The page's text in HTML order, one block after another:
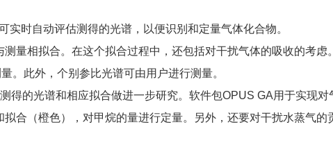
时自动评估测得的光谱，以便识别和定量气体化合物。
相拟合。在这个拟合过程中，还包括对干扰气体的吸收的考虑
。此外，个别参比光谱可由用户进行测量。
的光谱和相应拟合做进一步研究。软件包OPUS GA用于实现对
合（橙色），对甲烷的量进行定量。另外，还要对干扰水蒸气的